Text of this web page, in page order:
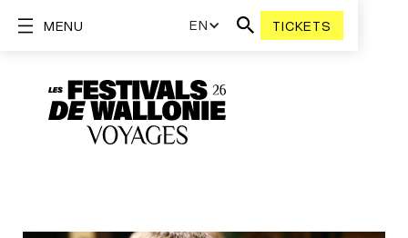
EN TICKETS
MENU